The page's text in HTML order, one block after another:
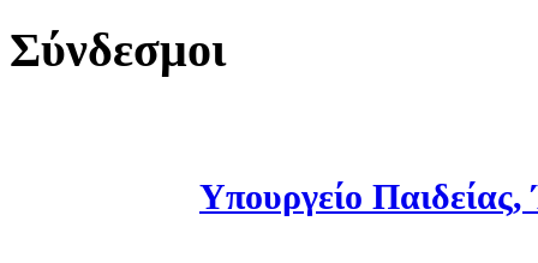
Σύνδεσμοι
Υπουργείο